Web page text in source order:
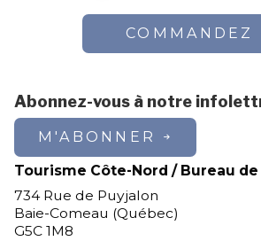
COMMANDEZ
Abonnez-vous à notre
M'ABONNER
Tourisme Côte-Nord / Bureau
734 Rue de Puyjalon
Baie-Comeau (Québec)
G5C 1M8